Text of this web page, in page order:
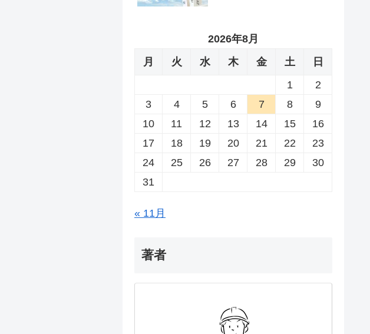
2026年8月
月
火 水 木 金 土
日
1
2
3
4 5 6 7 8
9
10
11 12 13 14 15
16
17
18 19 20 21 22
23
24
25 26 27 28 29
30
31
« 11月
著者